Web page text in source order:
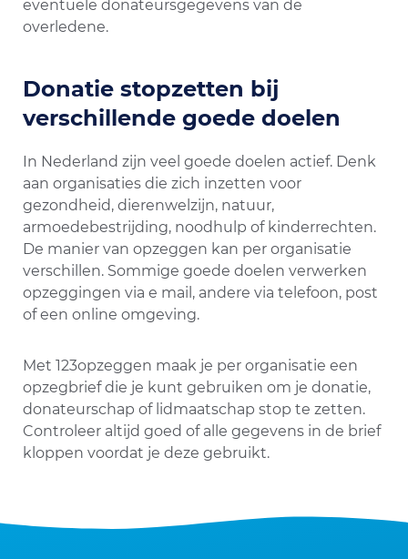
eventuele donateursgegevens van de
overledene.
Donatie stopzetten bij
verschillende goede doelen
In Nederland zijn veel goede doelen actief. Denk
aan organisaties die zich inzetten voor
gezondheid, dierenwelzijn, natuur,
armoedebestrijding, noodhulp of kinderrechten.
De manier van opzeggen kan per organisatie
verschillen. Sommige goede doelen verwerken
opzeggingen via e mail, andere via telefoon, post
of een online omgeving.
Met 123opzeggen maak je per organisatie een
opzegbrief die je kunt gebruiken om je donatie,
donateurschap of lidmaatschap stop te zetten.
Controleer altijd goed of alle gegevens in de brief
kloppen voordat je deze gebruikt.